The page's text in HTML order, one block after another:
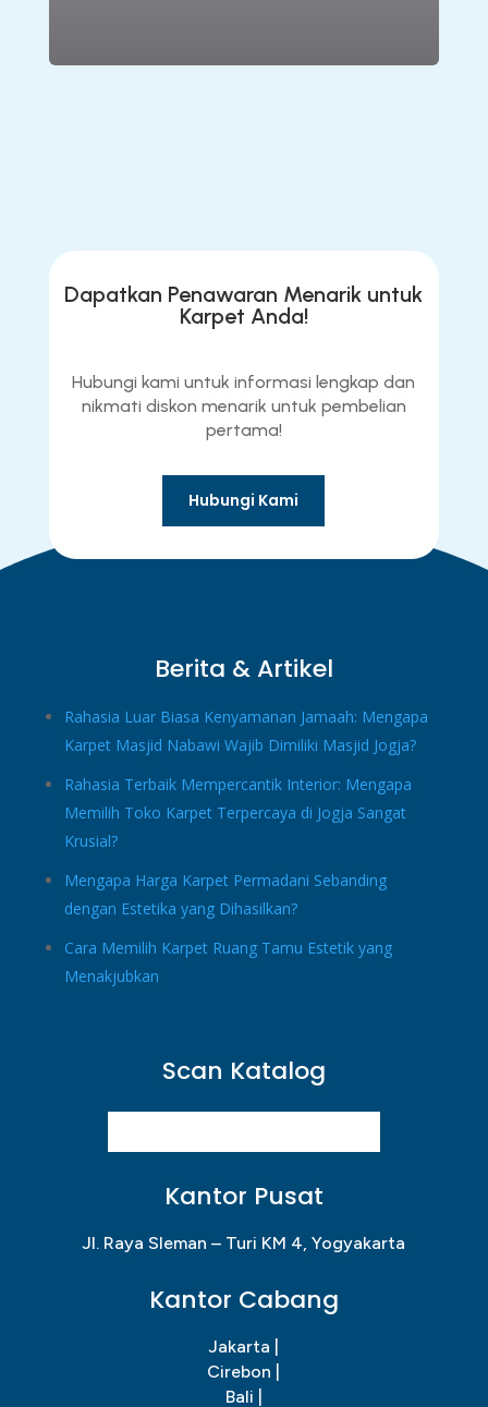
Dapatkan Penawaran Menarik untuk
Karpet Anda!
Hubungi kami untuk informasi lengkap dan
nikmati diskon menarik untuk pembelian
pertama!
Hubungi Kami
Berita & Artikel
Rahasia Luar Biasa Kenyamanan Jamaah: Mengapa
Karpet Masjid Nabawi Wajib Dimiliki Masjid Jogja?
Rahasia Terbaik Mempercantik Interior: Mengapa
Memilih Toko Karpet Terpercaya di Jogja Sangat
Krusial?
Mengapa Harga Karpet Permadani Sebanding
dengan Estetika yang Dihasilkan?
Cara Memilih Karpet Ruang Tamu Estetik yang
Menakjubkan
Scan Katalog
Kantor Pusat
Jl. Raya Sleman – Turi KM 4, Yogyakarta
Kantor Cabang
Jakarta |
Cirebon |
Bali |